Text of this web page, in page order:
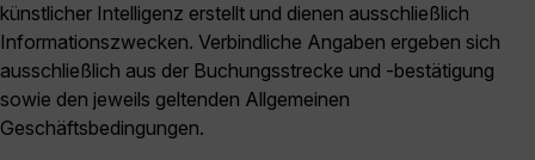
künstlicher Intelligenz erstellt und dienen ausschließlich
Informationszwecken. Verbindliche Angaben ergeben sich
ausschließlich aus der Buchungsstrecke und -bestätigung
sowie den jeweils geltenden Allgemeinen
Geschäftsbedingungen.